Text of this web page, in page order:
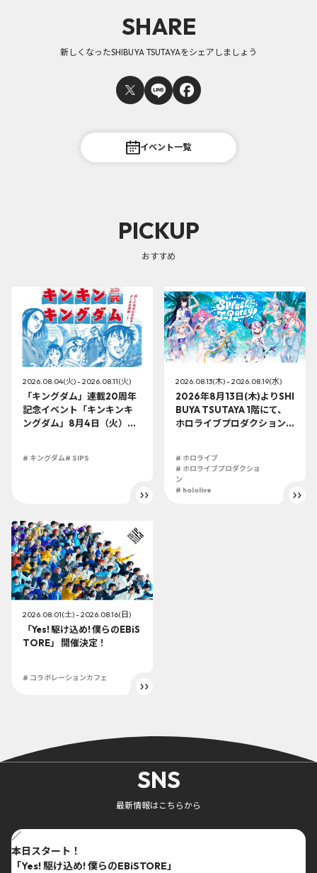
SHARE
新しくなったSHIBUYA TSUTAYAをシェアしましょう
イベント一覧
PICKUP
おすすめ
2026.08.04(火) - 2026.08.11(火)
「キングダム」連載20周年
記念イベント「キンキンキ
ングダム」8月4日（火）よ
# キングダム# SIPS
2026.08.13(木) - 2026.08.19(水)
2026年8月13日(木)よりSHI
BUYA TSUTAYA 1階にて、
ホロライブプロダクション
# ホロライブ
# ホロライブプロダクショ
ン
# hololive
2026.08.01(土) - 2026.08.16(日)
「Yes! 駆け込め! 僕らのEBiS
TORE」 開催決定！
# コラボレーションカフェ
SNS
最新情報はこちらから
／
本日スタート！
「Yes! 駆け込め! 僕らのEBiSTORE」